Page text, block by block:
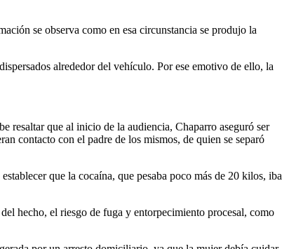
se observa como en esa circunstancia se produjo la
alrededor del vehículo. Por ese emotivo de ello, la
resaltar que al inicio de la audiencia, Chaparro aseguró ser
contacto con el padre de los mismos, de quien se separó
que la cocaína, que pesaba poco más de 20 kilos, iba
hecho, el riesgo de fuga y entorpecimiento procesal, como